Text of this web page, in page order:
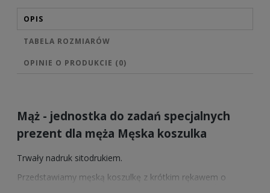
OPIS
TABELA ROZMIARÓW
OPINIE O PRODUKCIE (0)
Mąż - jednostka do zadań specjalnych
prezent dla męża Męska koszulka
Trwały nadruk sitodrukiem.
Przedstawiamy męską koszulkę z krótkim rękawem o